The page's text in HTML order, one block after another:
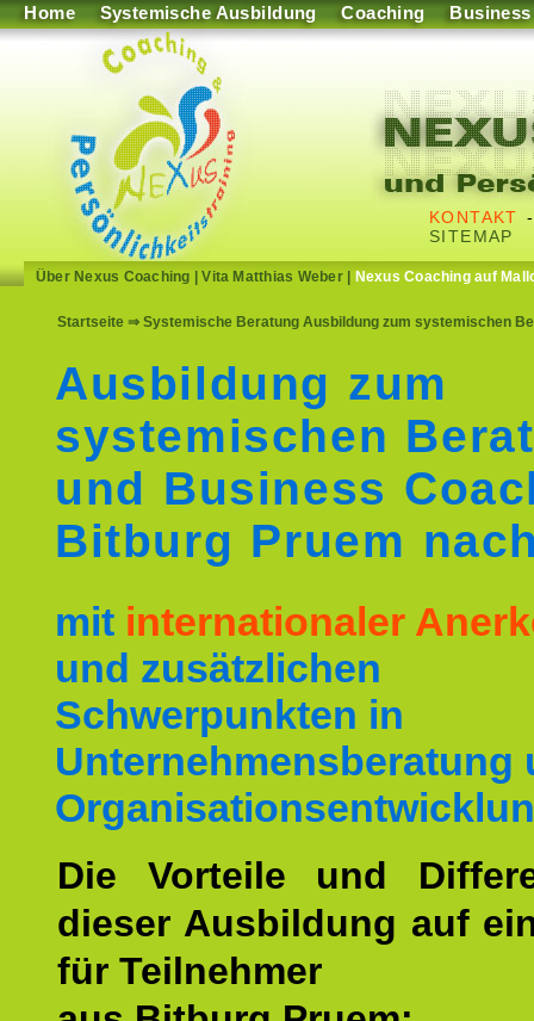
Home Systemische Ausbildung Coaching Business
KONTAKT
SITEMAP
Über Nexus Coaching |Vita Matthias Weber| Nexus Coaching auf
Startseite ⇒ Systemische Beratung Ausbildung zum systemischen
Ausbildung zum
systemischen
und Business
Bitburg Pruem
mit internationaler
und zusätzlichen
Schwerpunkten in
Unternehmensberatung
Die Vorteile und
dieser Ausbildung auf
für Teilnehmer